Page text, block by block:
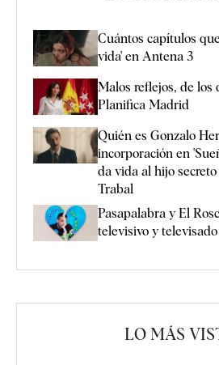
Cuántos capítulos
vida' en Antena 3
Malos reflejos, de los
Planifica Madrid
Quién es Gonzalo
incorporación en
da vida al hijo
Trabal
Pasapalabra y El
televisivo y
LO MÁS